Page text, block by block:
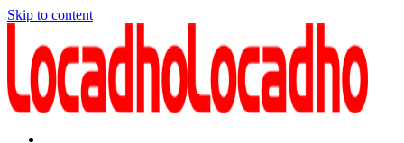
Skip to content